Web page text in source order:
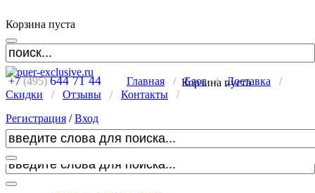
Корзина пуста
+7(495)644 71 44 Главная /Блог /Доставка
/
Скидки
/ Отзывы / Контакты
/
Регистрация /Вход
Корзина пуста